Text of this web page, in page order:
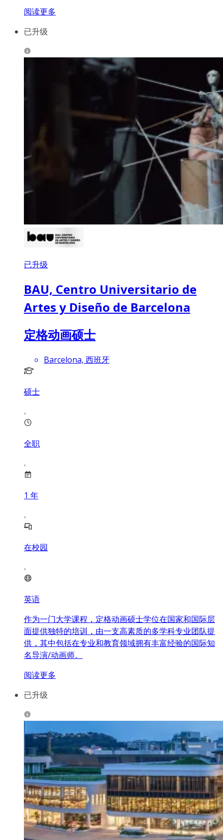
阅读更多
已升级
已升级
BAU, Centro Universitario de
Artes y Diseño de Barcelona
定格动画硕士
Barcelona, 西班牙
硕士
全职
1 年
在校园
英语
作为一门大学课程，定格动画硕士学位在国家和国际层
面提供独特的培训，由一支高素质的多学科专业团队提
供，其中包括在专业和教育领域拥有丰富经验的国际知
名导演/动画师。
阅读更多
已升级